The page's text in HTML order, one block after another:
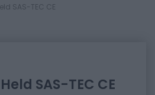
SAS-TEC CE
SAS-TEC CE